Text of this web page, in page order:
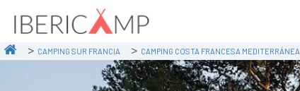
CAMPING SUR FRANCIA CAMPING COSTA FRANCESA MEDITERRÁNEA